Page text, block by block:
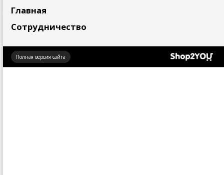
Главная
Сотрудничество
Полная версия сайта